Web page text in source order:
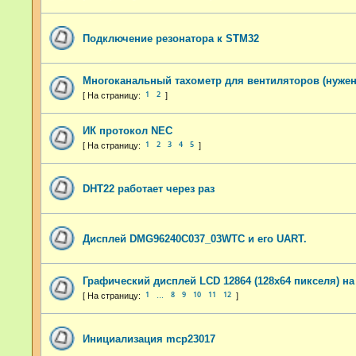
Подключение резонатора к STM32
Многоканальный тахометр для вентиляторов
1 2
ИК протокол NEC
1 2 3 4 5
DHT22 работает через раз
Дисплей DMG96240C037_03WTC и его UART.
Графический дисплей LCD 12864 (128x64 пикселя) на
1 8 9 10 11 12
Инициализация mcp23017